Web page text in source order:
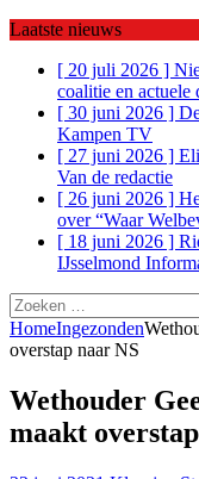
Laatste nieuws
[ 20 juli 2026 ]
coalitie en actuele
[ 30 juni 2026 ]
Kampen TV
[ 27 juni 2026 ]
Van de redactie
[ 26 juni 2026 ]
over “Waar
[ 18 juni 2026 ]
IJsselmond
Zoeken
naar:
HomeIngezonden
overstap naar NS
Wethouder
maakt